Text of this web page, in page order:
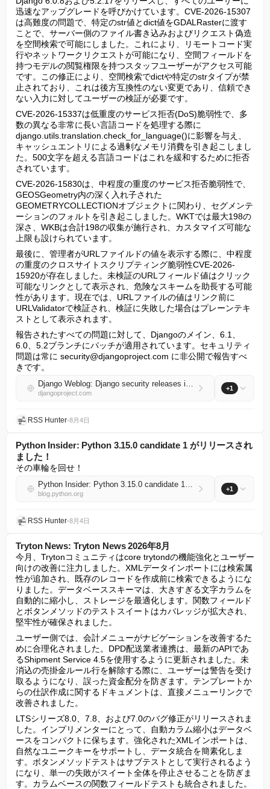
迅速なアップグレードを呼びかけています。CVE-2026-15307
は高難度の問題で、特定のstr値とdict値をGDALRasterに渡す
ことで、サーバー側のファイル書き込みおよびリクエスト偽造
を空間検索で可能にしました。これにより、リモートコード実
行やネットワークリクエストが可能になり、空間フィールドを
持つモデルの閲覧権限を持つスタッフユーザーがアクセス可能
です。この修正により、空間検索でdictや特定のstrタイプが禁
止されており、これは後方互換性のない変更であり、信頼でき
ない入力に対してユーザーの検証が必要です。
CVE-2026-15337は低重度のサービス拒否(DoS)脆弱性で、多
数の異なる非常に長い言語コードを処理する際に
django.utils.translation.check_for_language()に影響を与え、
キャッシュエントリによる過剰なメモリ消費を引き起こしまし
た。500文字を超える言語コードはこれを緩和するために拒否
されています。
CVE-2026-15830は、中程度の重度のサービス拒否脆弱性で、
GEOSGeometry内の深く入れ子された
GEOMETRYCOLLECTIONオブジェクトに関わり、セグメンテ
ーションのフォルトを引き起こしました。WKTでは最大198の
深さ、WKBは合計198の収集が施行され、カスタマイズ可能な
上限も設けられています。
最後に、管理者がURLファイルドの値を表示する際に、中程度
の重度のクロスサイトスクリプティング脆弱性CVE-2026-
15920が存在しました。未検証のURLフィールド値はクリック
可能なリンクとして表示され、危険なスキームを助長する可能
性があります。現在では、URLファイルの値はリンク前に
URLValidatorで検証され、検証に失敗した場合はプレーンテキ
ストとして表示されます。
報告されたすべての問題に対して、Djangoのメイン、6.1、
6.0、5.2ブランチにパッチが適用されています。セキュリティ
問題は常に security@djangoproject.com に非公開で報告すべ
きです。
Django Weblog: Django security releases issued: 6.0.8 and 5.2.17
djangoproject.com
+1
RSS Hunter•8月4日
Python Insider: Python 3.15.0 candidate 1 がリリースされ
ました！
その車輪を回せ！
Python Insider: Python 3.15.0 candidate 1 is here!
blog.python.org
+1
RSS Hunter•8月4日
Tryton News: Tryton News 2026年8月
今月、Trytonコミュニティはcore trytondの機能強化とユーザー
向けの改善に注力しました。XMLデータインポートには検索属
性が追加され、既存のレコードを作成前に検索できるようにな
りました。データベーススキーマは、大きすぎる文字カラムを
自動的に縮小し、ストレージを最適化します。関数フィールド
とボタンメソッドのテストスイートはカバレッジが拡大され、
堅牢性が確保されました。
ユーザー側では、会計メニューがナビゲーションを改善するた
めに合理化されました。DPD配送業者連携は、最新のAPIであ
るShipment Service 4.5を使用するように更新されました。未
消込の売掛金ルール行を解除する際に、ユーザーは警告を受け
取るようになり、誤った資金配分を防ぎます。テンプレートか
らの仕訳作成に関するドキュメントは、直接メニューリンクで
改善されました。
LTSシリーズ8.0、7.8、および7.0のバグ修正がリリースされま
した。インプリメンターにとって、自動カラム縮小はデータベ
ースをコンパクトに保ちます。強化されたXMLインポートは、
自然なユニークキーをサポートし、データ統合を簡素化しま
す。ボタンメソッドテストはサブテストとして実行されるよう
になり、単一の失敗がスイート全体を停止させることを防ぎま
す。カラムベースの関数フィールドテストも統合されました。